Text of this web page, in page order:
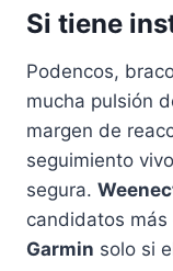
Si tiene
Podencos,
mucha pulsión
margen de
seguimiento
segura.
candidatos más
Garmin solo si